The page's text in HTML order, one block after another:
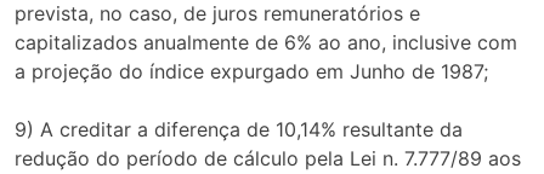
prevista, no caso, de juros remuneratórios e
capitalizados anualmente de 6% ao ano, inclusive com
a projeção do índice expurgado em Junho de 1987;
9) A creditar a diferença de 10,14% resultante da
redução do período de cálculo pela Lei n. 7.777/89 aos